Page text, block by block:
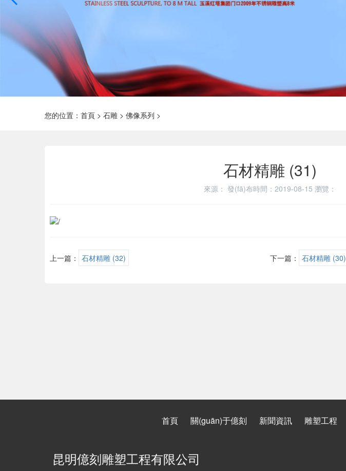
您的位置： 首頁 > 石雕 > 佛像系列 >
石材精雕 (31)
來源： 發(fā)布時間：2019-08-15 瀏覽：
上一篇： 石材精雕 (32) 下一篇： 石材精雕 (30)
首頁 關(guān)于億刻 新聞資訊 雕塑工程
昆明億刻雕塑工程有限公司